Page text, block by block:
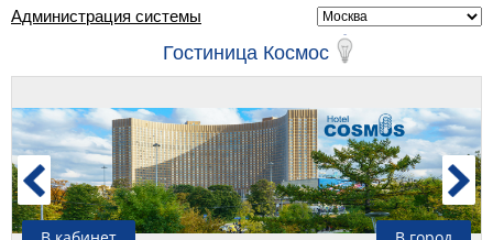
Администрация системы
Гостиница Космос